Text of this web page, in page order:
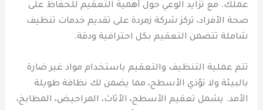
عملك. مع تزايد الوعي حول أهمية التعقيم للحفاظ على
صحة الأفراد، تركز شركة زمردة على تقديم خدمات تنظيف
شاملة تتضمن التعقيم بكل احترافية ودقة.
تتم عملية التنظيف والتعقيم باستخدام مواد غير ضارة
بالبيئة ولا تؤذي الأسطح، مما يضمن لك نظافة طويلة
الأمد. يشمل تعقيم الأسطح، الأثاث، المراحيض، المطابخ،